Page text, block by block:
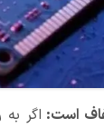
است: اگر